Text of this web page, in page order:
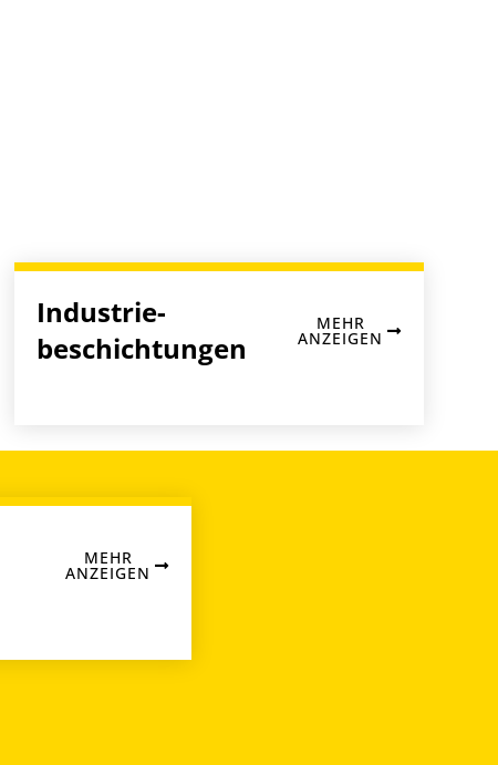
Industrie­
beschichtungen
MEHR
ANZEIGEN
MEHR
ANZEIGEN